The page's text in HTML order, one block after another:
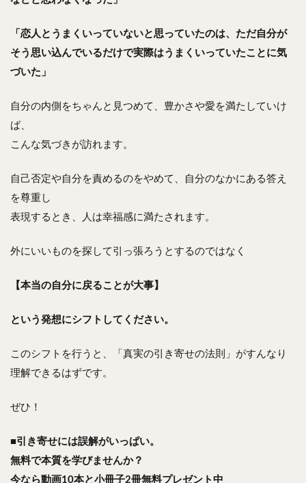
「恋人とうまくいっていないと思っていたのは、ただ自分が
そう思い込んでいるだけで実際はうまくいっていたことに気
づいた」
自分の内側をちゃんと見つめて、豊かさや愛を満たしていけ
ば、
こんな気づきが訪れます。
自己否定や自分を責めるのをやめて、自分のなかにある答え
を尊重し
表現するとき、人は幸福感に満たされます。
外にいいものを探して引っ張ろうとするのではなく
【本当の自分に戻ることが大事】
という発想にシフトしてください。
このシフトを行うと、「真実の引き寄せの法則」がすんなり
理解できるはずです。
ぜひ！
■引き寄せには誤解がいっぱい。
無料で本質を学びませんか？
今なら動画10本と小冊子2冊無料プレゼント中